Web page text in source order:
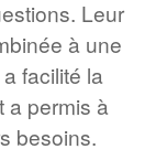
Leur
à une
facilité la
a permis à
besoins.